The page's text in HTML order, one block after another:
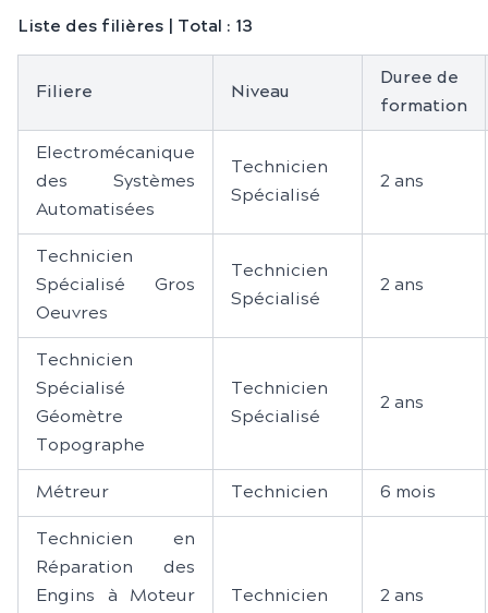
Liste des filières | Total : 13
Filiere Niveau
Duree de
formation
Electromécanique
des Systèmes
Automatisées
Technicien
Spécialisé
2 ans
Technicien
Spécialisé Gros
Oeuvres
Technicien
Spécialisé
2 ans
Technicien
Spécialisé
Géomètre
Topographe
Technicien
Spécialisé
2 ans
Métreur Technicien 6 mois
Technicien en
Réparation des
Engins à Moteur
Technicien 2 ans